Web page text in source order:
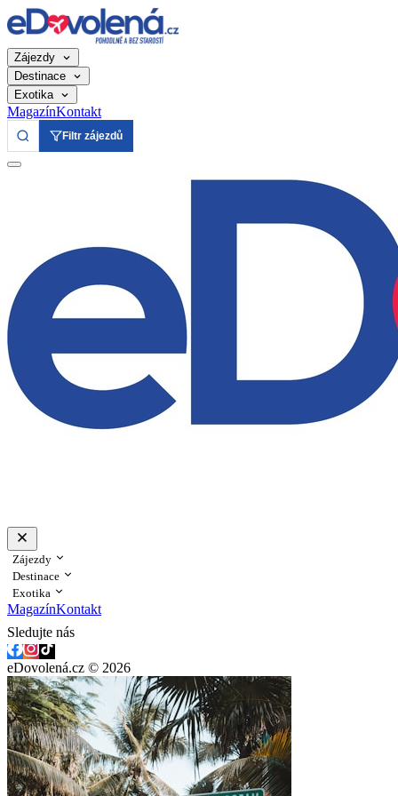
Zájezdy
Destinace
Exotika
MagazínKontakt
Filtr zájezdů
Zájezdy
Destinace
Exotika
MagazínKontakt
Sledujte nás
eDovolená.cz © 2026